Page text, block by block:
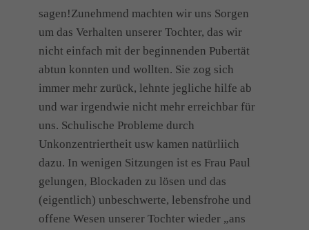
sagen!Zunehmend machten wir uns Sorgen
um das Verhalten unserer Tochter, das wir
nicht einfach mit der beginnenden Pubertät
abtun konnten und wollten. Sie zog sich
immer mehr zurück, lehnte jegliche hilfe ab
und war irgendwie nicht mehr erreichbar für
uns. Schulische Probleme durch
Unkonzentriertheit usw kamen natürliich
dazu. In wenigen Sitzungen ist es Frau Paul
gelungen, Blockaden zu lösen und das
(eigentlich) unbeschwerte, lebensfrohe und
offene Wesen unserer Tochter wieder „ans